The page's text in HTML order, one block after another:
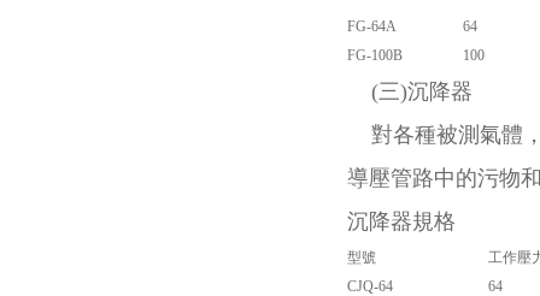
FG-64A
FG-100B
64
100
(三)沉降器
對各種被測氣體
導壓管路中的污物
沉降器規格
型號
工作壓
CJQ-64
64